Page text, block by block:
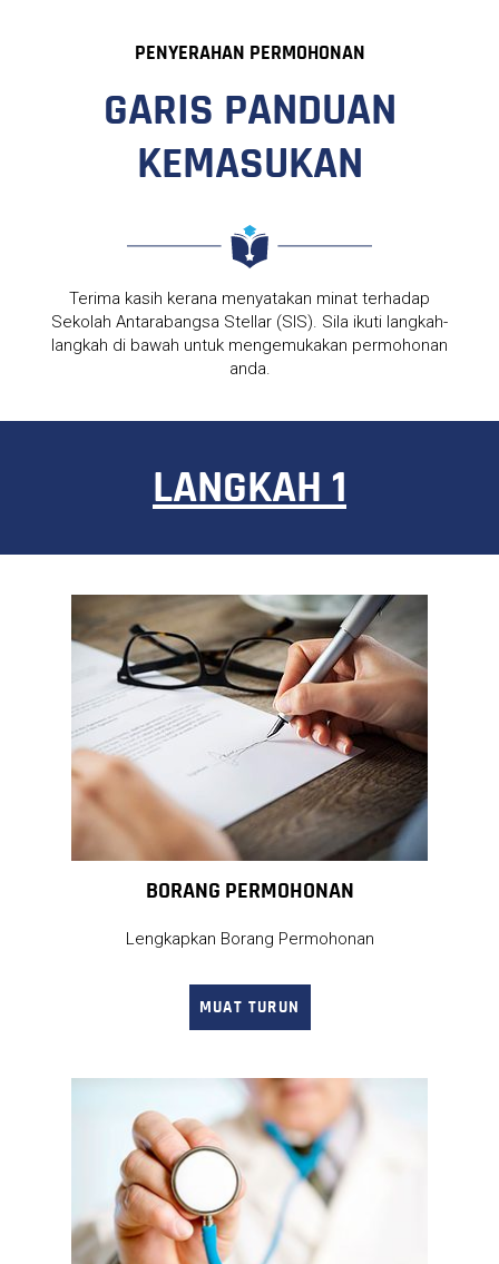
PENYERAHAN PERMOHONAN
GARIS PANDUAN
KEMASUKAN
Terima kasih kerana menyatakan minat terhadap
Sekolah Antarabangsa Stellar (SIS). Sila ikuti langkah-
langkah di bawah untuk mengemukakan permohonan
anda.
LANGKAH 1
BORANG PERMOHONAN
Lengkapkan Borang Permohonan
MUAT TURUN